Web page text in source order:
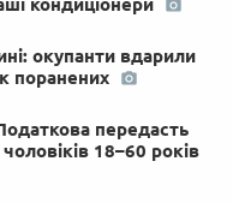
кондиціонери
окупанти вдарили
поранених
передасть
18–60 років